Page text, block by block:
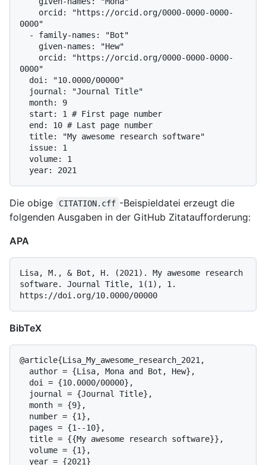
0000"
0000"
Die obige CITATION.cff -Beispieldatei erzeugt die
folgenden Ausgaben in der GitHub Zitataufforderung:
APA
Lisa, M., & Bot, H. (2021). My awesome research
software. Journal Title, 1(1), 1.
BibTeX
@article{Lisa_My_awesome_research_2021,